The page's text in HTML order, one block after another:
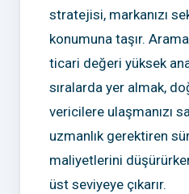
stratejisi, markanızı
konumuna taşır.
ticari değeri yüksek
sıralarda yer almak,
vericilere ulaşmanızı
uzmanlık gerektiren
maliyetlerini
üst seviyeye çıkarır.